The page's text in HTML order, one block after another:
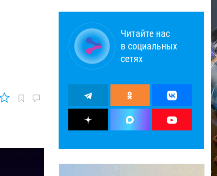
Читайте нас
в социальных
сетях